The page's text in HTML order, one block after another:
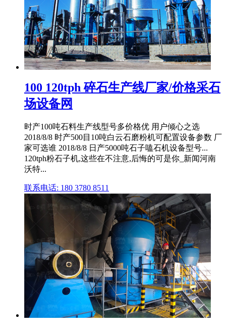
100 120tph 碎石生产线厂家/价格采石
场设备网
时产100吨石料生产线型号多价格优 用户倾心之选
2018/8/8 时产500目10吨白云石磨粉机可配置设备参数 厂
家可选谁 2018/8/8 日产5000吨石子嗑石机设备型号...
120tph粉石子机,这些在不注意,后悔的可是你_新闻河南
沃特...
联系电话: 180 3780 8511